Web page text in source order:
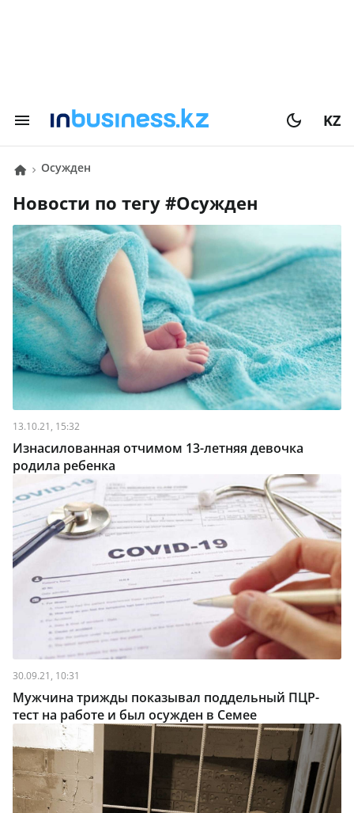
KZ
осужден
Новости по тегу # осужден
13.10.21, 15:32
Изнасилованная отчимом 13-летняя девочка
родила ребенка
30.09.21, 10:31
Мужчина трижды показывал поддельный ПЦР-
тест на работе и был осужден в Семее